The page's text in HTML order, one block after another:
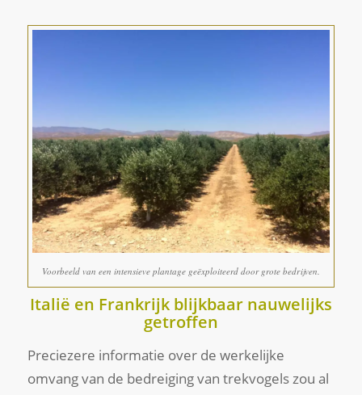
Voorbeeld van een intensieve plantage geëxploiteerd door grote bedrijven.
Italië en Frankrijk blijkbaar nauwelijks
getroffen
Preciezere informatie over de werkelijke
omvang van de bedreiging van trekvogels zou al